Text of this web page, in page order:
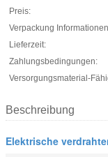
Preis:
Verpackung
Lieferzeit:
Zahlungsbedingungen:
Versorgungsmaterial-
Beschreibung
Elektrische